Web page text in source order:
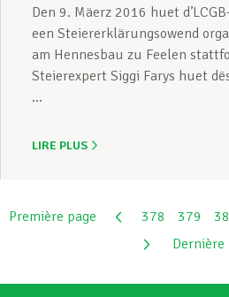
Den 9. Mäerz 2016 huet
een Steiererklärungsowend
am Hennesbau zu Feelen
Steierexpert Siggi Farys huet
...
LIRE PLUS
Première page 378 379
Dernière